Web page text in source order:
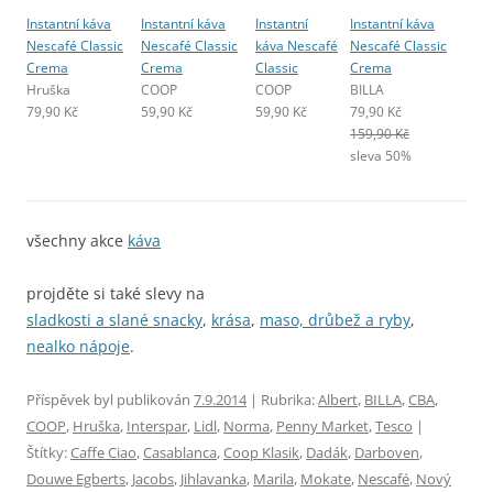
Instantní káva
Nescafé Classic
Crema
Hruška
79,90 Kč
Instantní káva
Nescafé Classic
Crema
COOP
59,90 Kč
Instantní
káva Nescafé
Classic
COOP
59,90 Kč
Instantní káva
Nescafé Classic
Crema
BILLA
79,90 Kč
159,90 Kč
sleva 50%
všechny akce káva
projděte si také slevy na
sladkosti a slané snacky, krása, maso, drůbež a ryby,
nealko nápoje.
Příspěvek byl publikován 7.9.2014| Rubrika:Albert, BILLA,CBA,
COOP, Hruška, Interspar, Lidl, Norma, Penny Market,Tesco |
Štítky:Caffe Ciao,Casablanca,Coop Klasik, Dadák, Darboven,
Douwe Egberts, Jacobs, Jihlavanka, Marila, Mokate, Nescafé, Nový